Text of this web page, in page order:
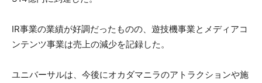
IR事業の業績が好調だったものの、遊技機事業とメディアコ
ンテンツ事業は売上の減少を記録した。
ユニバーサルは、今後にオカダマニラのアトラクションや施